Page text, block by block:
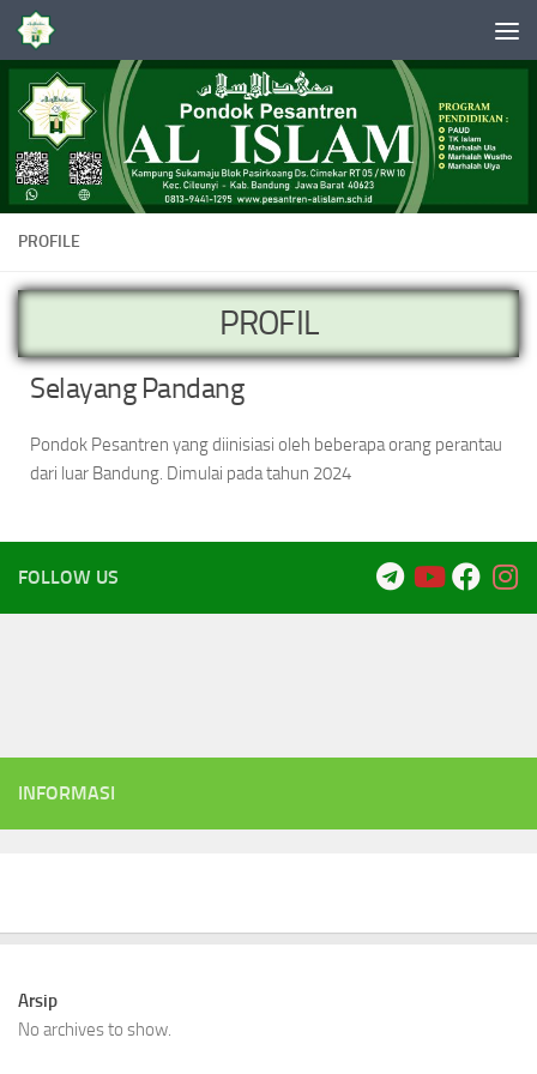
Skip to content
PROFILE
PROFIL
Selayang Pandang
Pondok Pesantren yang diinisiasi oleh beberapa orang perantau
dari luar Bandung. Dimulai pada tahun 2024
FOLLOW US
INFORMASI
Arsip
No archives to show.